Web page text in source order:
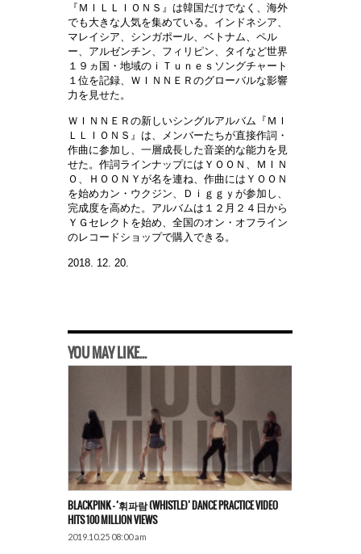
『ＭＩＬＬＩＯＮＳ』は韓国だけでなく、海外
でも大きな人気を集めている。インドネシア、
マレイシア、シンガポール、ベトナム、ペル
ー、アルゼンチン、フィリピン、タイなど世界
１９ヵ国・地域のｉＴｕｎｅｓソングチャート
１位を記録、ＷＩＮＮＥＲのグローバルな影響
力を見せた。
ＷＩＮＮＥＲの新しいシングルアルバム『ＭＩ
ＬＬＩＯＮＳ』は、メンバーたちが直接作詞・
作曲に参加し、一層成長した音楽的な能力を見
せた。作詞ラインナップにはＹＯＯＮ、ＭＩＮ
Ｏ、ＨＯＯＮＹが名を連ね、作曲にはＹＯＯＮ
を始めカン・ウクジン、Ｄｉｇｇｙが参加し、
完成度を高めた。アルバムは１２月２４日から
ＹＧセレクトを始め、全国のオン・オフライン
のレコードショップで購入できる。
2018. 12. 20.
YOU MAY LIKE...
BLACKPINK – ‘휘파람 (WHISTLE)’ DANCE PRACTICE VIDEO
HITS 100 MILLION VIEWS
2019.10.25 08:00 am